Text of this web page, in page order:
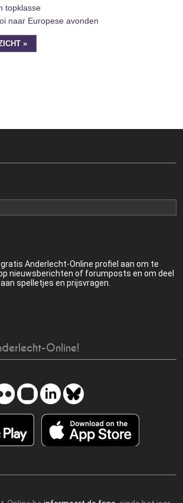
topklasse
naar Europese avonden
»
gratis Anderlecht-Online profiel aan om te
nieuwsberichten of forumposts en om deel
spelletjes en prijsvragen.
Online!